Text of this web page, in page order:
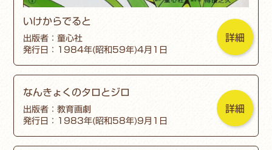
いけからでると
出版者：童心社
発行日：1984年(昭和59年)4月1日
詳細
なんきょくのタロとジロ
出版者：教育画劇
発行日：1983年(昭和58年)9月1日
詳細